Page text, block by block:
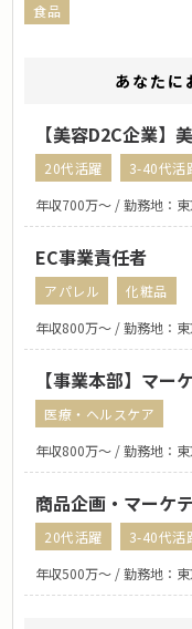
食品
あなたに
【美容D2C企業】
20代活躍 3-40代活
年収700万〜 / 勤務地：
EC事業責任者
アパレル
化粧品
年収800万〜 / 勤務地：
【事業本部】マー
医療・ヘルスケア
年収800万〜 / 勤務地：
商品企画・マーケ
20代活躍 3-40代活
年収500万〜 / 勤務地：